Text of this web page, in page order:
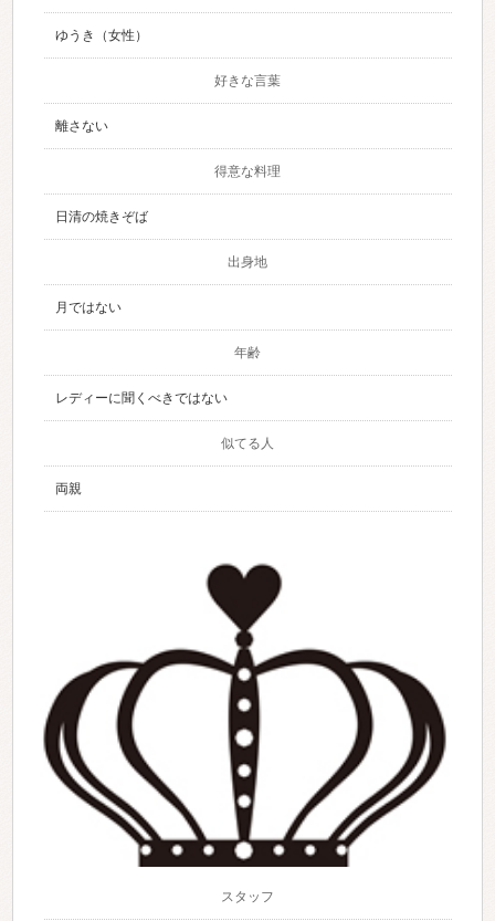
ゆうき（女性）
好きな言葉
離さない
得意な料理
日清の焼きぞば
出身地
月ではない
年齢
レディーに聞くべきではない
似てる人
両親
スタッフ